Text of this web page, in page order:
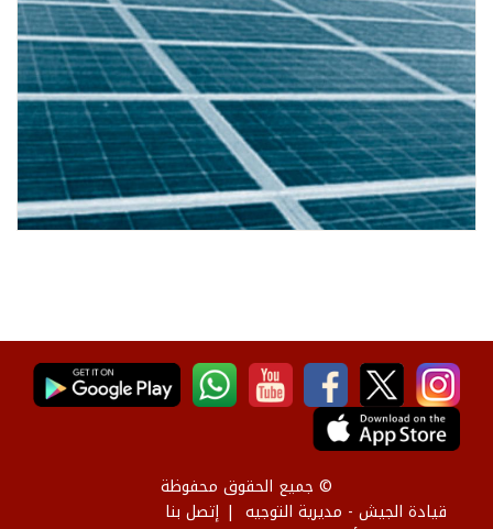
© جميع الحقوق محفوظة
قيادة الجيش - مديرية التوجيه
إتصل بنا